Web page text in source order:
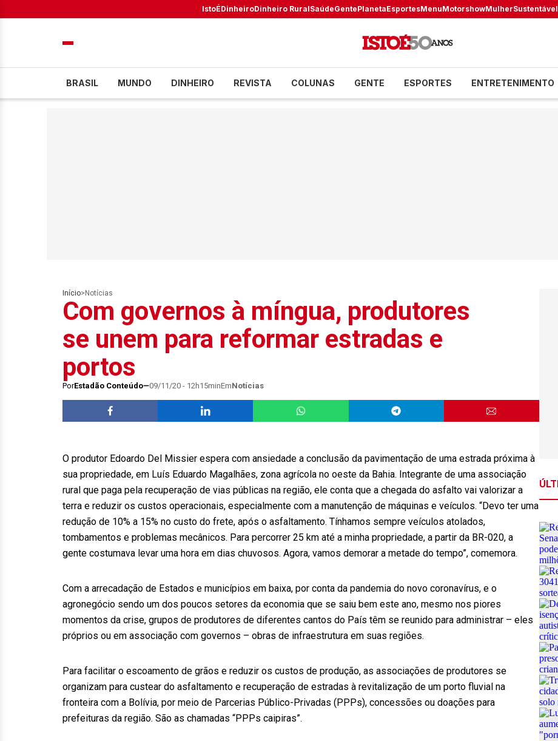
IstoÉDinheiroDinheiro RuralSaúdeGentePlanetaEsportesMenuMotorshowMulherSustentável
BRASIL MUNDO DINHEIRO REVISTA COLUNAS GENTE ESPORTES ENTRETENIMENTO
Início> Notícias
Com governos à míngua, produtores
se unem para reformar estradas e
portos
PorEstadão Conteúdo 09/11/20 - 12h15minEmNotícias
O produtor Edoardo Del Missier espera com ansiedade a conclusão da pavimentação de uma estrada próxima à
sua propriedade, em Luís Eduardo Magalhães, zona agrícola no oeste da Bahia. Integrante de uma associação
rural que paga pela recuperação de vias públicas na região, ele conta que a chegada do asfalto vai valorizar a
terra e reduzir os custos operacionais, especialmente com a manutenção de máquinas e veículos. “Devo ter uma
redução de 10% a 15% no custo do frete, após o asfaltamento. Tínhamos sempre veículos atolados,
tombamentos e problemas mecânicos. Para percorrer 25 km até a minha propriedade, a partir da BR-020, a
gente costumava levar uma hora em dias chuvosos. Agora, vamos demorar a metade do tempo”, comemora.
Com a arrecadação de Estados e municípios em baixa, por conta da pandemia do novo coronavírus, e o
agronegócio sendo um dos poucos setores da economia que se saiu bem este ano, mesmo nos piores
momentos da crise, grupos de produtores de diferentes cantos do País têm se reunido para administrar – eles
próprios ou em associação com governos – obras de infraestrutura em suas regiões.
Para facilitar o escoamento de grãos e reduzir os custos de produção, as associações de produtores se
organizam para custear do asfaltamento e recuperação de estradas à revitalização de um porto fluvial na
fronteira com a Bolívia, por meio de Parcerias Público-Privadas (PPPs), concessões ou doações para
prefeituras da região. São as chamadas “PPPs caipiras”.